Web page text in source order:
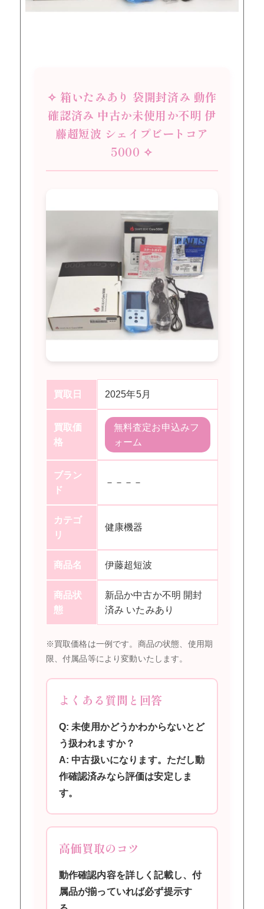
✧ 箱いたみあり 袋開封済み 動作
確認済み 中古か未使用か不明 伊
藤超短波 シェイプビートコア
5000 ✧
買取日 2025年5月
買取価
格
無料査定お申込みフ
ォーム
ブラン
ド
－－－－
カテゴ
リ
健康機器
商品名 伊藤超短波
商品状
態
新品か中古か不明 開封
済み いたみあり
※買取価格は一例です。商品の状態、使用期
限、付属品等により変動いたします。
よくある質問と回答
Q: 未使用かどうかわからないとど
う扱われますか？
A: 中古扱いになります。ただし動
作確認済みなら評価は安定しま
す。
高価買取のコツ
動作確認内容を詳しく記載し、付
属品が揃っていれば必ず提示す